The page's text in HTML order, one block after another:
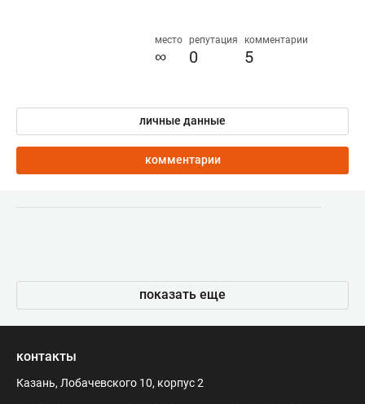
место
∞
репутация
0
комментарии
5
личные данные
комментарии
показать еще
контакты
Казань, Лобачевского 10, корпус 2